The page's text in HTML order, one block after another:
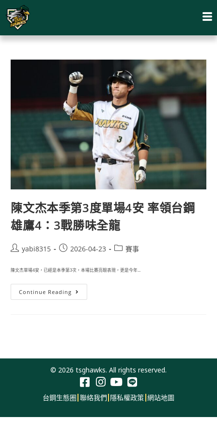
陳文杰本季第3度單場4安 率領台鋼
雄鷹4：3戰勝味全龍
yabi8315 2026-04-23 賽事
陳文杰單場4安，已經是本季第3次，本場比賽亮眼表現，更是今年...
Continue Reading
© 2026 tsghawks. All rights reserved.
台鋼生態圈 聯絡我們 隱私權政策 網站地圖